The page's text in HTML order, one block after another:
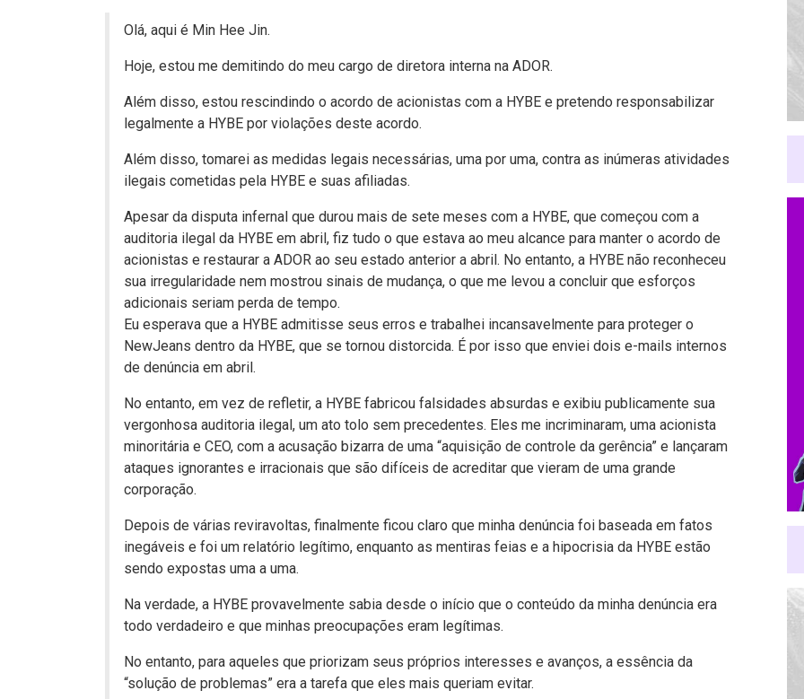
Olá, aqui é Min Hee Jin.
Hoje, estou me demitindo do meu cargo de diretora interna na ADOR.
Além disso, estou rescindindo o acordo de acionistas com a HYBE e pretendo responsabilizar
legalmente a HYBE por violações deste acordo.
Além disso, tomarei as medidas legais necessárias, uma por uma, contra as inúmeras atividades
ilegais cometidas pela HYBE e suas afiliadas.
Apesar da disputa infernal que durou mais de sete meses com a HYBE, que começou com a
auditoria ilegal da HYBE em abril, fiz tudo o que estava ao meu alcance para manter o acordo de
acionistas e restaurar a ADOR ao seu estado anterior a abril. No entanto, a HYBE não reconheceu
sua irregularidade nem mostrou sinais de mudança, o que me levou a concluir que esforços
adicionais seriam perda de tempo.
Eu esperava que a HYBE admitisse seus erros e trabalhei incansavelmente para proteger o
NewJeans dentro da HYBE, que se tornou distorcida. É por isso que enviei dois e-mails internos
de denúncia em abril.
No entanto, em vez de refletir, a HYBE fabricou falsidades absurdas e exibiu publicamente sua
vergonhosa auditoria ilegal, um ato tolo sem precedentes. Eles me incriminaram, uma acionista
minoritária e CEO, com a acusação bizarra de uma “aquisição de controle da gerência” e lançaram
ataques ignorantes e irracionais que são difíceis de acreditar que vieram de uma grande
corporação.
Depois de várias reviravoltas, finalmente ficou claro que minha denúncia foi baseada em fatos
inegáveis ​​e foi um relatório legítimo, enquanto as mentiras feias e a hipocrisia da HYBE estão
sendo expostas uma a uma.
Na verdade, a HYBE provavelmente sabia desde o início que o conteúdo da minha denúncia era
todo verdadeiro e que minhas preocupações eram legítimas.
No entanto, para aqueles que priorizam seus próprios interesses e avanços, a essência da
“solução de problemas” era a tarefa que eles mais queriam evitar.